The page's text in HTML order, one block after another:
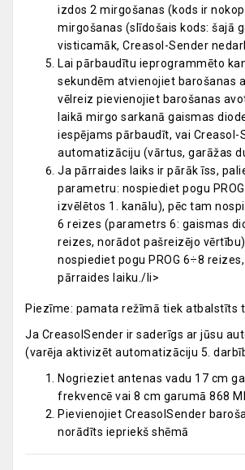
izdos 2 mirgošanas (kods ir
mirgošanas (slīdošais kods: šajā
visticamāk, Creasol-Sender
Lai pārbaudītu ieprogrammēto
sekundēm atvienojiet barošanas
vēlreiz pievienojiet barošanas
laikā mirgo sarkanā gaismas
iespējams pārbaudīt, vai Creasol-
automatizāciju (vārtus, garāžas
Ja pārraides laiks ir pārāk īss,
parametru: nospiediet pogu
izvēlētos 1. kanālu), pēc tam
6 reizes (parametrs 6: gaismas
reizes, norādot pašreizējo
nospiediet pogu PROG 6÷8
pārraides laiku./li>
Piezīme: pamata režīmā tiek atbalstīts
Ja CreasolSender ir saderīgs ar jūsu
(varēja aktivizēt automatizāciju 5.
Nogrieziet antenas vadu 17 cm
frekvencē vai 8 cm garumā 868
Pievienojiet CreasolSender
norādīts iepriekš shēmā